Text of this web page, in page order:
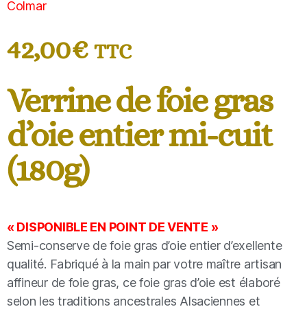
Colmar
42,00€ TTC
Verrine de foie gras
d’oie entier mi-cuit
(180g)
« DISPONIBLE EN POINT DE VENTE »
Semi-conserve de foie gras d’oie entier d’exellente
qualité. Fabriqué à la main par votre maître artisan
affineur de foie gras, ce foie gras d’oie est élaboré
selon les traditions ancestrales Alsaciennes et